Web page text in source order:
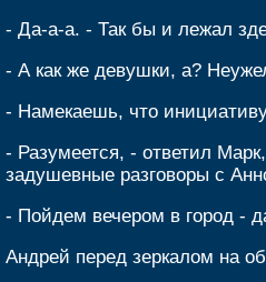
- Да-а-а. - Так бы и лежал
- А как же девушки, а?
- Намекаешь, что
- Разумеется, - ответил
задушевные разговоры с
- Пойдем вечером в город -
Андрей перед зеркалом на